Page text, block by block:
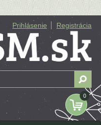
Prihlásenie Registrácia
0